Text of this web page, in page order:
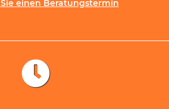
einen Beratungstermin